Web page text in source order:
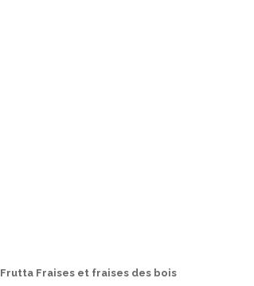
Fraises et fraises des bois